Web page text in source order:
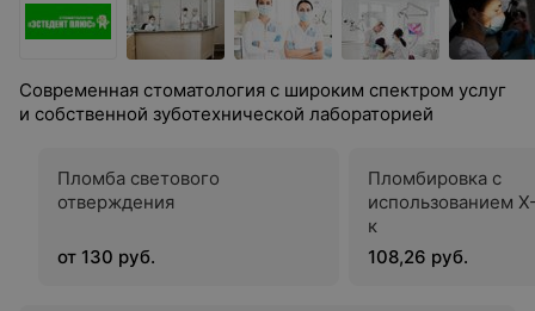
Современная стоматология с широким спектром услуг
и собственной зуботехнической лабораторией
Пломба светового
отверждения
от 130 руб.
Пломбировка с
использованием
к
108,26 руб.